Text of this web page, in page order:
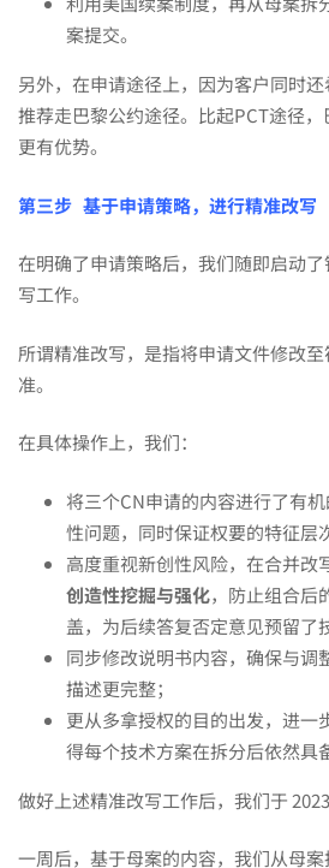
案提交。
另外，在申请途径上，因为客户同时
推荐走巴黎公约途径。比起PCT途径
更有优势。
第三步 基于申请策略，进行精准改写
在明确了申请策略后，我们随即启动
写工作。
所谓精准改写，是指将申请文件修改
准。
在具体操作上，我们：
将三个CN申请的内容进行了有
性问题，同时保证权要的特征层
高度重视新创性风险，在合并改
创造性挖掘与强化，防止组合后
盖，为后续答复否定意见预留了
同步修改说明书内容，确保与调
描述更完整；
更从多拿授权的目的出发，进一
得每个技术方案在拆分后依然具
做好上述精准改写工作后，我们于
一周后，基于母案的内容，我们从母